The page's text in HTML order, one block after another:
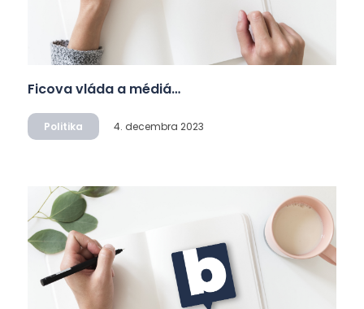
Ficova vláda a médiá…
Politika 4. decembra 2023